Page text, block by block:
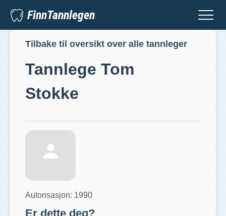
FinnTannlegen
Tilbake til oversikt over alle tannleger
Tannlege Tom
Stokke
Autorisasjon: 1990
Er dette deg?